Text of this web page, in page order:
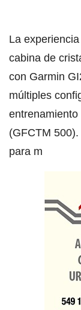
La
cabina de
con Garmin
múltiples
(GFCTM
para m